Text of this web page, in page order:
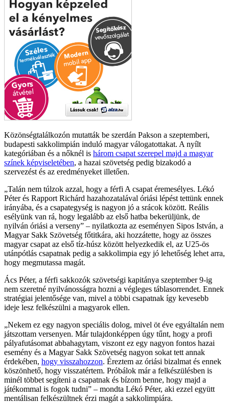
Közönségtalálkozón mutatták be szerdán Pakson a szeptemberi,
budapesti sakkolimpián induló magyar válogatottakat. A nyílt
kategóriában és a nőknél is három csapat szerepel majd a magyar
színek képviseletében, a hazai szövetség pedig bizakodó a
szervezést és az eredményeket illetően.
Talán nem túlzok azzal, hogy a férfi A csapat éremesélyes. Lékó
Péter és Rapport Richárd hazahozatalával óriási lépést tettünk ennek
irányába, és a csapategység is nagyon jó a srácok között. Reális
esélyünk van rá, hogy legalább az első hatba bekerüljünk, de
nyilván óriási a verseny
– nyilatkozta az eseményen Sipos István, a
Magyar Sakk Szövetség főtitkára, aki hozzátette, hogy az összes
magyar csapat az első tíz-húsz között helyezkedik el, az U25-ös
utánpótlás csapatnak pedig a sakkolimpia egy jó lehetőség lehet arra,
hogy megmutassa magát.
Ács Péter, a férfi sakkozók szövetségi kapitánya szeptember 9-ig
nem szeretné nyilvánosságra hozni a végleges táblasorrendet. Ennek
stratégiai jelentősége van, mivel a többi csapatnak így kevesebb
ideje lesz felkészülni a magyarok ellen.
Nekem ez egy nagyon speciális dolog, mivel öt éve egyáltalán nem
játszottam versenyen. Már tulajdonképpen úgy tűnt, hogy a profi
pályafutásomat abbahagytam, viszont ez egy nagyon fontos hazai
esemény és a Magyar Sakk Szövetség nagyon sokat tett annak
érdekében, hogy visszahozzon. Éreztem az óriási bizalmat és ennek
köszönhető, hogy visszatértem. Próbálok már a felkészülésben is
minél többet segíteni a csapatnak és bízom benne, hogy majd a
játékommal is fogok tudni
– mondta Lékó Péter, aki ezzel együtt
mentálisan felkészültnek érzi magát a sakkolimpiára.